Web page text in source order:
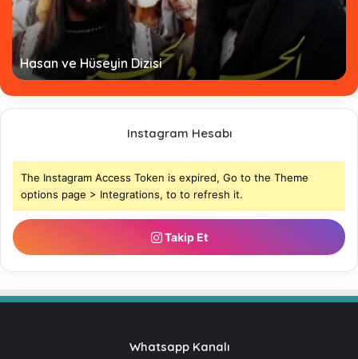
Hasan ve Hüseyin Dizisi
Instagram Hesabı
The Instagram Access Token is expired, Go to the Theme
options page > Integrations, to to refresh it.
Takip Et
Whatsapp Kanalı